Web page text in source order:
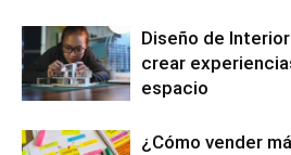
Diseño de
crear
espacio
¿Cómo vender